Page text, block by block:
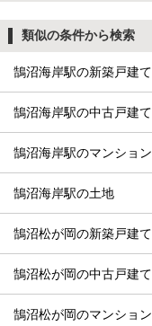
類似の条件から検索
鵠沼海岸駅の新築戸建て
鵠沼海岸駅の中古戸建て
鵠沼海岸駅のマンション
鵠沼海岸駅の土地
鵠沼松が岡の新築戸建て
鵠沼松が岡の中古戸建て
鵠沼松が岡のマンション